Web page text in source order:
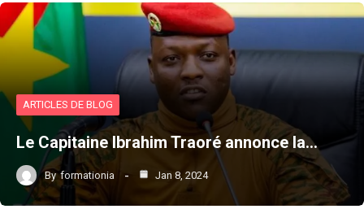
ARTICLES DE BLOG
Le Capitaine Ibrahim Traoré annonce la…
By formationia Jan 8, 2024